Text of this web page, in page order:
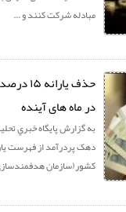
مبادله شرکت کنند و ...
در ماه های آینده
به گزارش پايگاه خبري
کشور(سازمان